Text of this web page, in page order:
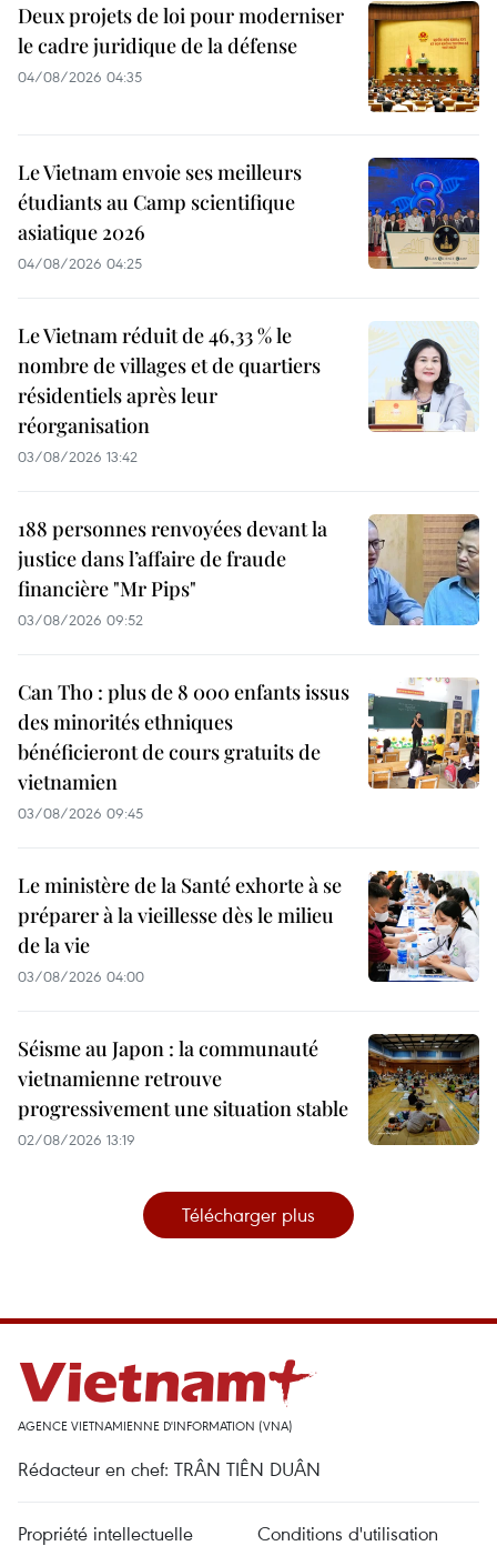
Deux projets de loi pour moderniser
le cadre juridique de la défense
04/08/2026 04:35
Le Vietnam envoie ses meilleurs
étudiants au Camp scientifique
asiatique 2026
04/08/2026 04:25
Le Vietnam réduit de 46,33 % le
nombre de villages et de quartiers
résidentiels après leur
réorganisation
03/08/2026 13:42
188 personnes renvoyées devant la
justice dans l’affaire de fraude
financière "Mr Pips"
03/08/2026 09:52
Can Tho : plus de 8 000 enfants issus
des minorités ethniques
bénéficieront de cours gratuits de
vietnamien
03/08/2026 09:45
Le ministère de la Santé exhorte à se
préparer à la vieillesse dès le milieu
de la vie
03/08/2026 04:00
Séisme au Japon : la communauté
vietnamienne retrouve
progressivement une situation stable
02/08/2026 13:19
Télécharger plus
AGENCE VIETNAMIENNE D'INFORMATION (VNA)
Rédacteur en chef: TRÂN TIÊN DUÂN
Propriété intellectuelle
Conditions d'utilisation